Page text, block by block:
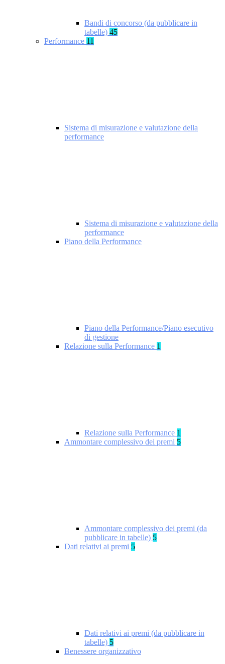
Bandi di concorso (da pubblicare in
tabelle) 45
Performance 11
Sistema di misurazione e valutazione della
performance
Sistema di misurazione e valutazione della
performance
Piano della Performance
Piano della Performance/Piano esecutivo
di gestione
Relazione sulla Performance 1
Relazione sulla Performance 1
Ammontare complessivo dei premi 5
Ammontare complessivo dei premi (da
pubblicare in tabelle) 5
Dati relativi ai premi 5
Dati relativi ai premi (da pubblicare in
tabelle) 5
Benessere organizzativo